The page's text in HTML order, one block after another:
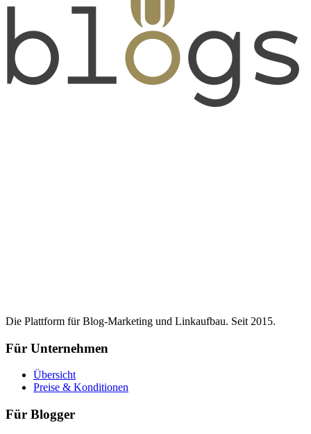
Die Plattform für Blog-Marketing und Linkaufbau. Seit 2015.
Für Unternehmen
Übersicht
Preise & Konditionen
Für Blogger